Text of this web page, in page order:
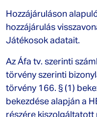
Hozzájáruláson
hozzájárulás
Játékosok adatait.
Az Áfa tv. szerinti
törvény szerinti
törvény 166. § (1)
bekezdése alapján a
részére kiszolgáltatott